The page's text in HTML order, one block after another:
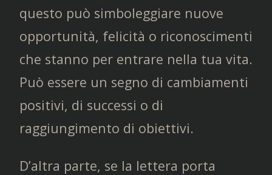
questo può simboleggiare nuove
opportunità, felicità o riconoscimenti
che stanno per entrare nella tua vita.
Può essere un segno di cambiamenti
positivi, di successi o di
raggiungimento di obiettivi.
D’altra parte, se la lettera porta